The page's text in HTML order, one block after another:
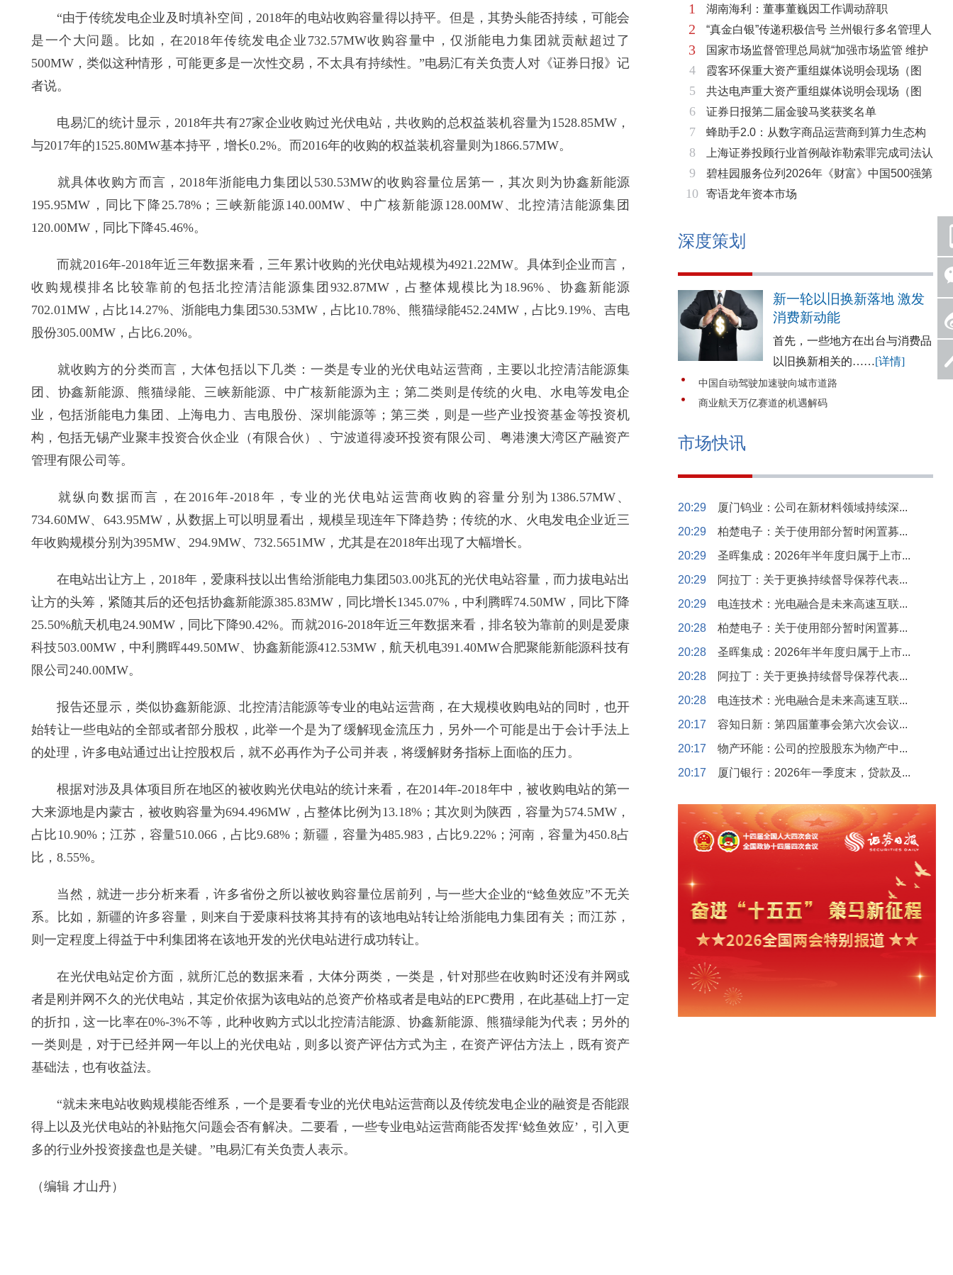
“由于传统发电企业及时填补空间，2018年的电站收购容量得以持平。但是，其势头能否持续，可能会
是一个大问题。比如，在2018年传统发电企业732.57MW收购容量中，仅浙能电力集团就贡献超过了
500MW，类似这种情形，可能更多是一次性交易，不太具有持续性。”电易汇有关负责人对《证券日报》记
者说。
电易汇的统计显示，2018年共有27家企业收购过光伏电站，共收购的总权益装机容量为1528.85MW，
与2017年的1525.80MW基本持平，增长0.2%。而2016年的收购的权益装机容量则为1866.57MW。
就具体收购方而言，2018年浙能电力集团以530.53MW的收购容量位居第一，其次则为协鑫新能源
195.95MW，同比下降25.78%；三峡新能源140.00MW、中广核新能源128.00MW、北控清洁能源集团
120.00MW，同比下降45.46%。
而就2016年-2018年近三年数据来看，三年累计收购的光伏电站规模为4921.22MW。具体到企业而言，
收购规模排名比较靠前的包括北控清洁能源集团932.87MW，占整体规模比为18.96%、协鑫新能源
702.01MW，占比14.27%、浙能电力集团530.53MW，占比10.78%、熊猫绿能452.24MW，占比9.19%、吉电
股份305.00MW，占比6.20%。
就收购方的分类而言，大体包括以下几类：一类是专业的光伏电站运营商，主要以北控清洁能源集
团、协鑫新能源、熊猫绿能、三峡新能源、中广核新能源为主；第二类则是传统的火电、水电等发电企
业，包括浙能电力集团、上海电力、吉电股份、深圳能源等；第三类，则是一些产业投资基金等投资机
构，包括无锡产业聚丰投资合伙企业（有限合伙）、宁波道得凌环投资有限公司、粤港澳大湾区产融资产
管理有限公司等。
就纵向数据而言，在2016年-2018年，专业的光伏电站运营商收购的容量分别为1386.57MW、
734.60MW、643.95MW，从数据上可以明显看出，规模呈现连年下降趋势；传统的水、火电发电企业近三
年收购规模分别为395MW、294.9MW、732.5651MW，尤其是在2018年出现了大幅增长。
在电站出让方上，2018年，爱康科技以出售给浙能电力集团503.00兆瓦的光伏电站容量，而力拔电站出
让方的头筹，紧随其后的还包括协鑫新能源385.83MW，同比增长1345.07%，中利腾晖74.50MW，同比下降
25.50%航天机电24.90MW，同比下降90.42%。而就2016-2018年近三年数据来看，排名较为靠前的则是爱康
科技503.00MW，中利腾晖449.50MW、协鑫新能源412.53MW，航天机电391.40MW合肥聚能新能源科技有
限公司240.00MW。
报告还显示，类似协鑫新能源、北控清洁能源等专业的电站运营商，在大规模收购电站的同时，也开
始转让一些电站的全部或者部分股权，此举一个是为了缓解现金流压力，另外一个可能是出于会计手法上
的处理，许多电站通过出让控股权后，就不必再作为子公司并表，将缓解财务指标上面临的压力。
根据对涉及具体项目所在地区的被收购光伏电站的统计来看，在2014年-2018年中，被收购电站的第一
大来源地是内蒙古，被收购容量为694.496MW，占整体比例为13.18%；其次则为陕西，容量为574.5MW，
占比10.90%；江苏，容量510.066，占比9.68%；新疆，容量为485.983，占比9.22%；河南，容量为450.8占
比，8.55%。
当然，就进一步分析来看，许多省份之所以被收购容量位居前列，与一些大企业的“鲶鱼效应”不无关
系。比如，新疆的许多容量，则来自于爱康科技将其持有的该地电站转让给浙能电力集团有关；而江苏，
则一定程度上得益于中利集团将在该地开发的光伏电站进行成功转让。
在光伏电站定价方面，就所汇总的数据来看，大体分两类，一类是，针对那些在收购时还没有并网或
者是刚并网不久的光伏电站，其定价依据为该电站的总资产价格或者是电站的EPC费用，在此基础上打一定
的折扣，这一比率在0%-3%不等，此种收购方式以北控清洁能源、协鑫新能源、熊猫绿能为代表；另外的
一类则是，对于已经并网一年以上的光伏电站，则多以资产评估方式为主，在资产评估方法上，既有资产
基础法，也有收益法。
“就未来电站收购规模能否维系，一个是要看专业的光伏电站运营商以及传统发电企业的融资是否能跟
得上以及光伏电站的补贴拖欠问题会否有解决。二要看，一些专业电站运营商能否发挥‘鲶鱼效应’，引入更
多的行业外投资接盘也是关键。”电易汇有关负责人表示。
（编辑 才山丹）
1
2
3
4
5
6
7
8
9
10
湖南海利：董事董巍因工作调动辞职
“真金白银”传递积极信号 兰州银行多名管理人
员拟增持公司股份不低于600万元
国家市场监督管理总局就“加强市场监管 维护
市场秩序”答记者问
霞客环保重大资产重组媒体说明会现场（图
片）
共达电声重大资产重组媒体说明会现场（图
片）
证券日报第二届金骏马奖获奖名单
蜂助手2.0：从数字商品运营商到算力生态构
建者的跃迁
上海证券投顾行业首例敲诈勒索罪完成司法认
定 司法机关重拳打击“职业索赔人”
碧桂园服务位列2026年《财富》中国500强第
321位 排名稳步上升彰显发展韧性
寄语龙年资本市场
深度策划
新一轮以旧换新落地 激发
消费新动能
首先，一些地方在出台与消费品
以旧换新相关的……[详情]
中国自动驾驶加速驶向城市道路
商业航天万亿赛道的机遇解码
市场快讯
20:29
厦门钨业：公司在新材料领域持续深...
20:29
柏楚电子：关于使用部分暂时闲置募...
20:29
圣晖集成：2026年半年度归属于上市...
20:29
阿拉丁：关于更换持续督导保荐代表...
20:29
电连技术：光电融合是未来高速互联...
20:28
柏楚电子：关于使用部分暂时闲置募...
20:28
圣晖集成：2026年半年度归属于上市...
20:28
阿拉丁：关于更换持续督导保荐代表...
20:28
电连技术：光电融合是未来高速互联...
20:17
容知日新：第四届董事会第六次会议...
20:17
物产环能：公司的控股股东为物产中...
20:17
厦门银行：2026年一季度末，贷款及...